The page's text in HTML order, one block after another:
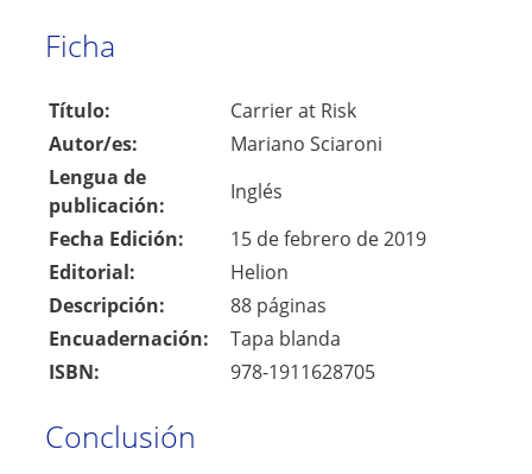
Ficha
Título:
Carrier at Risk
Autor/es:
Mariano Sciaroni
Lengua de
publicación:
Inglés
Fecha Edición:
15 de febrero de 2019
Editorial:
Helion
Descripción:
88 páginas
Encuadernación:
Tapa blanda
ISBN:
978-1911628705
Conclusión